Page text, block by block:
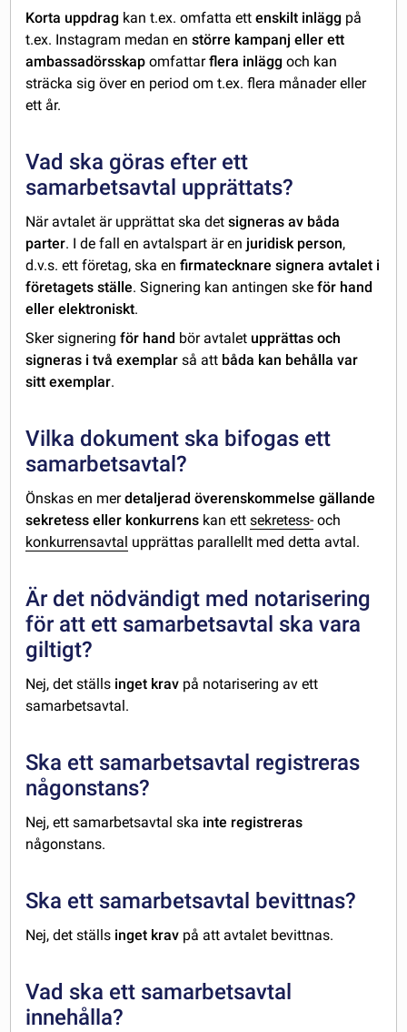
Korta uppdrag kan t.ex. omfatta ettenskilt inlägg på
t.ex. Instagram medan enstörre kampanj eller ett
ambassadörsskap omfattarflera inläggoch kan
sträcka sig över en period om t.ex. flera månader eller
ett år.
Vad ska göras efter ett
samarbetsavtal upprättats?
När avtalet är upprättat ska detsigneras av båda
parter. I de fall en avtalspart är en juridisk person,
d.v.s. ett företag, ska en firmatecknare signera avtalet i
företagets ställe. Signering kan antingen ske för hand
eller elektroniskt.
Sker signeringför hand bör avtalet upprättas och
signeras i två exemplar så att båda kan behålla var
sitt exemplar.
Vilka dokument ska bifogas ett
samarbetsavtal?
Önskas en merdetaljerad överenskommelse gällande
sekretess eller konkurrens kan ettsekretess- och
konkurrensavtal upprättas parallellt med detta avtal.
Är det nödvändigt med notarisering
för att ett samarbetsavtal ska vara
giltigt?
Nej, det ställs inget krav på notarisering av ett
samarbetsavtal.
Ska ett samarbetsavtal registreras
någonstans?
Nej, ett samarbetsavtal ska inte registreras
någonstans.
Ska ett samarbetsavtal bevittnas?
Nej, det ställs inget krav på att avtalet bevittnas.
Vad ska ett samarbetsavtal
innehålla?